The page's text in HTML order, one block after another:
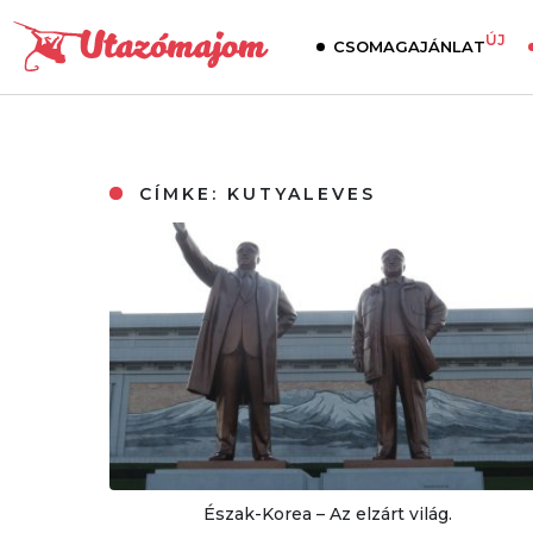
CSOMAGAJÁNLATÚJ
CÍMKE: KUTYALEVES
Észak-Korea – Az elzárt világ.